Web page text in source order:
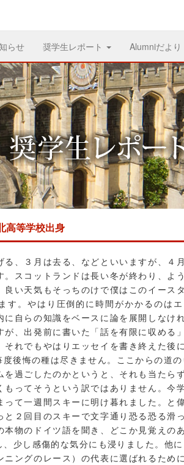
らせ 奨学生レポート Alumniだより
高等学校出身
、３月は去る、などといいますが、４
。スコットランドは長い冬が終わり、よ
い天気もそっちのけで僕はこのイース
す。やはり圧倒的に時間がかかるのは
自らの知識をベースに論を展開しなけ
が、出発前に書いた「話を有限に収める
それでもやはりエッセイを書き終えた後
後悔の種は尽きません。ここからの道の
過ごしたのかというと、それも当たら
ってそうという訳ではありません。今
って一週間スキーに明け暮れました。と
２回目のスキーで文字通り恐る恐る滑
本物のドイツ語を聞き、どこか見覚えの
少し感傷的な気分にも浸りました。他
ニングのレース）の代表に選ばれるため